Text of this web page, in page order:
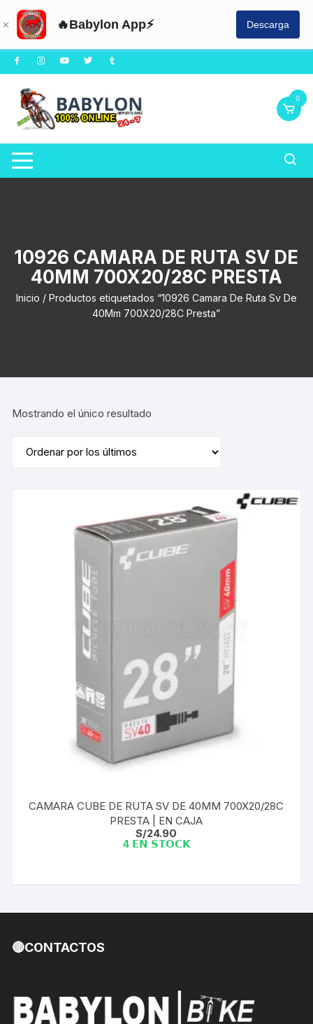
🔥Babylon App⚡ Descarga
Saltar
al
contenido
0
10926 CAMARA DE RUTA SV DE
40MM 700X20/28C PRESTA
Inicio / Productos etiquetados “10926 Camara De Ruta Sv De
40Mm 700X20/28C Presta”
Mostrando el único resultado
CAMARA CUBE DE RUTA SV DE 40MM 700X20/28C
PRESTA | EN CAJA
S/24.90
4 𝗘𝗡 𝗦𝗧𝗢𝗖𝗞
🔴CONTACTOS